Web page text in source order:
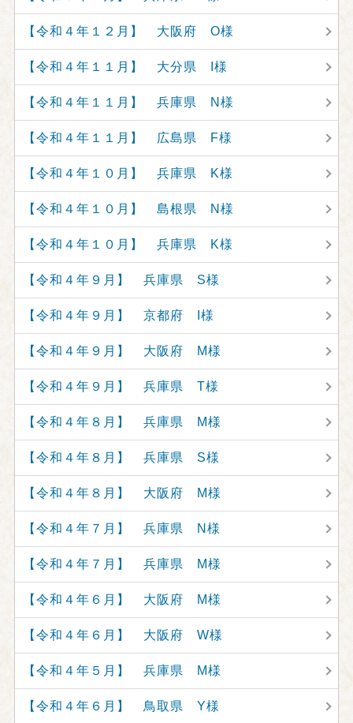
【令和４年１２月】 大阪府 O様
【令和４年１１月】 大分県 I様
【令和４年１１月】 兵庫県 N様
【令和４年１１月】 広島県 F様
【令和４年１０月】 兵庫県 K様
【令和４年１０月】 島根県 N様
【令和４年１０月】 兵庫県 K様
【令和４年９月】 兵庫県 S様
【令和４年９月】 京都府 I様
【令和４年９月】 大阪府 M様
【令和４年９月】 兵庫県 T様
【令和４年８月】 兵庫県 M様
【令和４年８月】 兵庫県 S様
【令和４年８月】 大阪府 M様
【令和４年７月】 兵庫県 N様
【令和４年７月】 兵庫県 M様
【令和４年６月】 大阪府 M様
【令和４年６月】 大阪府 W様
【令和４年５月】 兵庫県 M様
【令和４年６月】 鳥取県 Y様